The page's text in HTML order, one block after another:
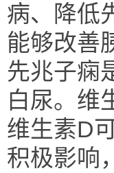
病、降低
能够改善
先兆子痫
白尿。维
维生素D
积极影响